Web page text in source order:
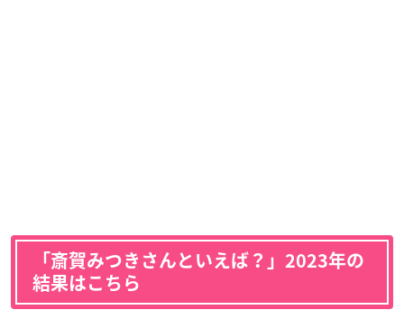
「斎賀みつきさんといえば？」2023年の
結果はこちら